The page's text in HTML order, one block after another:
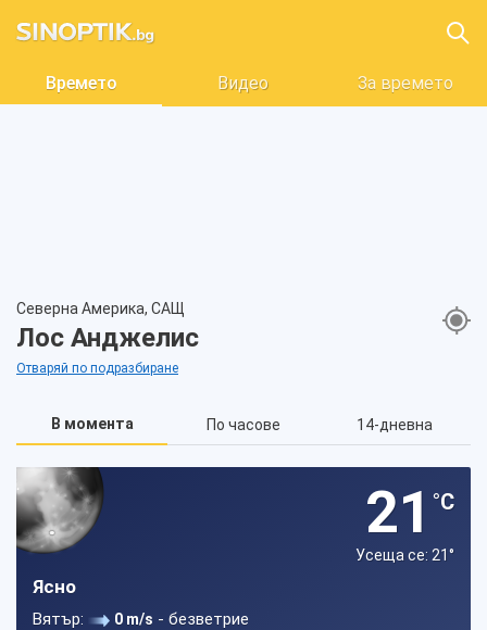
Времето Видео За времето
Северна Америка, САЩ
Лос Анджелис
Отваряй по подразбиране
В момента По часове 14-дневна
21 °C
Усеща се: 21°
Ясно
Вятър: 0 m/s - безветрие